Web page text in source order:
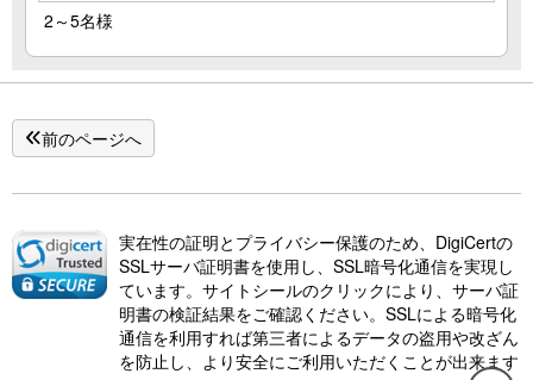
2～5名様
前のページへ
実在性の証明とプライバシー保護のため、DigiCertの
SSLサーバ証明書を使用し、SSL暗号化通信を実現し
ています。サイトシールのクリックにより、サーバ証
明書の検証結果をご確認ください。SSLによる暗号化
通信を利用すれば第三者によるデータの盗用や改ざん
を防止し、より安全にご利用いただくことが出来ます